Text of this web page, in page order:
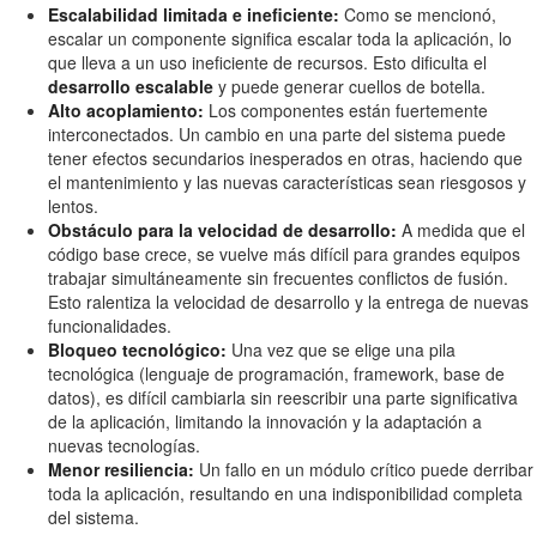
Escalabilidad limitada e ineficiente: Como se mencionó,
escalar un componente significa escalar toda la aplicación, lo
que lleva a un uso ineficiente de recursos. Esto dificulta el
desarrollo escalable y puede generar cuellos de botella.
Alto acoplamiento: Los componentes están fuertemente
interconectados. Un cambio en una parte del sistema puede
tener efectos secundarios inesperados en otras, haciendo que
el mantenimiento y las nuevas características sean riesgosos y
lentos.
Obstáculo para la velocidad de desarrollo: A medida que el
código base crece, se vuelve más difícil para grandes equipos
trabajar simultáneamente sin frecuentes conflictos de fusión.
Esto ralentiza la velocidad de desarrollo y la entrega de nuevas
funcionalidades.
Bloqueo tecnológico: Una vez que se elige una pila
tecnológica (lenguaje de programación, framework, base de
datos), es difícil cambiarla sin reescribir una parte significativa
de la aplicación, limitando la innovación y la adaptación a
nuevas tecnologías.
Menor resiliencia: Un fallo en un módulo crítico puede derribar
toda la aplicación, resultando en una indisponibilidad completa
del sistema.